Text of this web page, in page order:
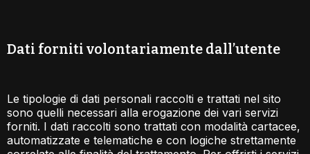
Dati forniti volontariamente dall’utente​
Le tipologie di dati personali raccolti e trattati nel sito
sono quelli necessari alla erogazione dei vari servizi
forniti. I dati raccolti sono trattati con modalità cartacee,
automatizzate e telematiche e con logiche strettamente